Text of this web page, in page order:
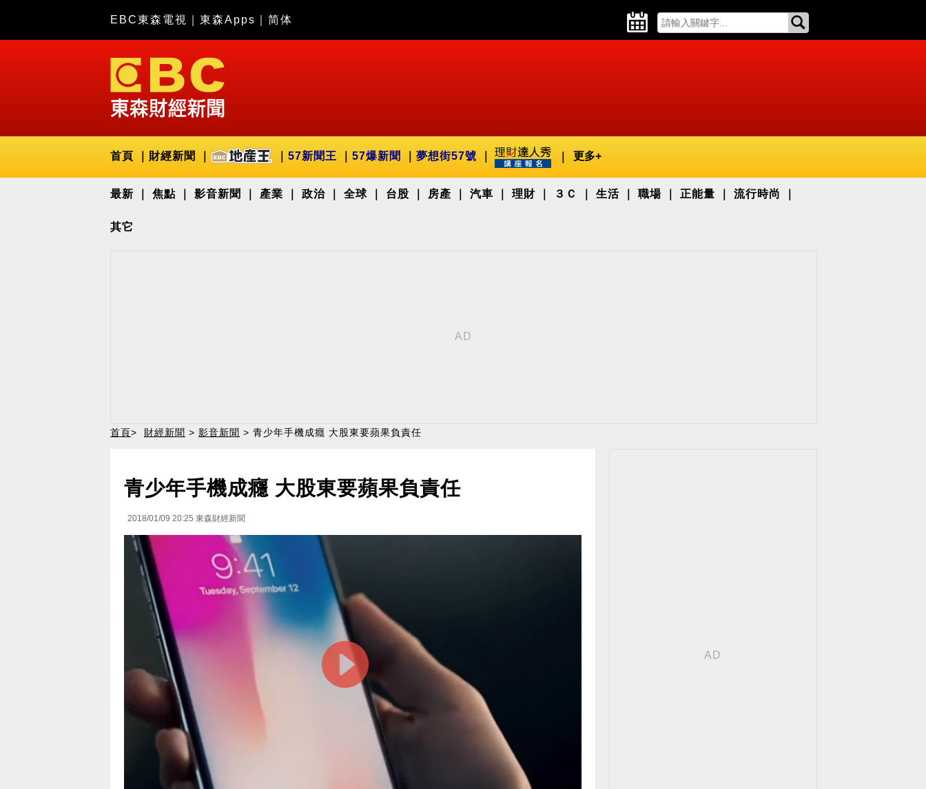
EBC東森電視 東森Apps 简体
首頁 財經新聞 57新聞王 57爆新聞 夢想街57號 更多+
最新 焦點 影音新聞 產業 政治 全球 台股 房產 汽車 理財 ３Ｃ 生活 職場 正能量 流行時尚
其它
首頁> 財經新聞 > 影音新聞 > 青少年手機成癮 大股東要蘋果負責任
青少年手機成癮 大股東要蘋果負責任
2018/01/09 20:25 東森財經新聞